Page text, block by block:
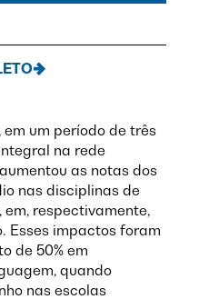
um período de três
na rede
as notas dos
nas disciplinas de
respectivamente,
Esses impactos foram
de 50% em
quando
nas escolas